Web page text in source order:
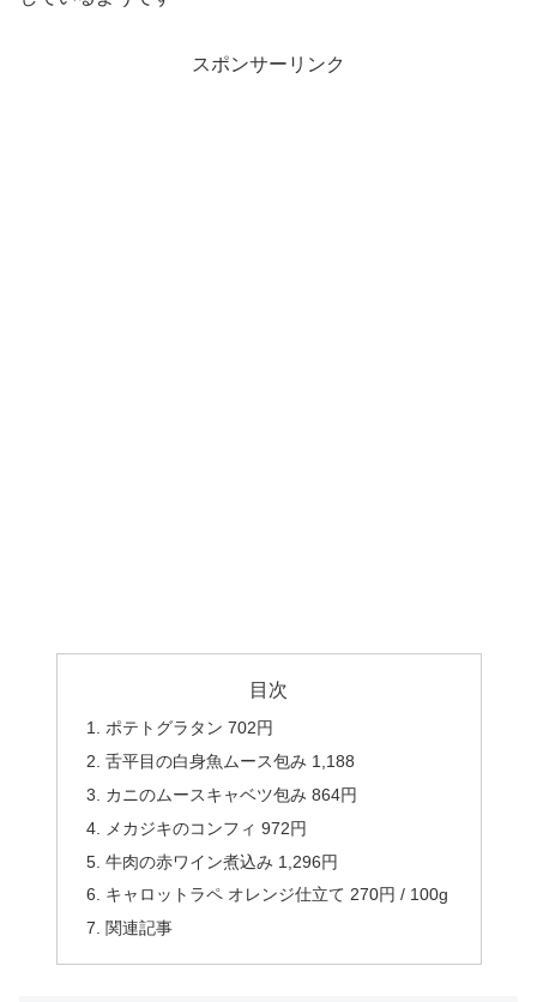
スポンサーリンク
目次
ポテトグラタン 702円
舌平目の白身魚ムース包み 1,188
カニのムースキャベツ包み 864円
メカジキのコンフィ 972円
牛肉の赤ワイン煮込み 1,296円
キャロットラペ オレンジ仕立て 270円 / 100g
関連記事